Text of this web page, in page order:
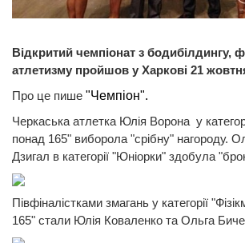
Відкритий чемпіонат з бодибілдингу,
атлетизму пройшов у Харкові 21
Про це пише "Чемпіон".
Черкаська атлетка Юлія Ворона у
понад 165" виборола "срібну" нагороду.
Дзигал в категорії "Юніорки" здобула
Півфіналістками змагань у категорії
165" стали Юлія Коваленко та Ольга